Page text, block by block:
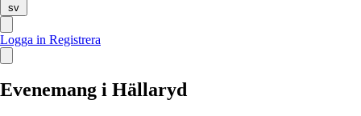
sv
Logga in Registrera
Evenemang i Hällaryd